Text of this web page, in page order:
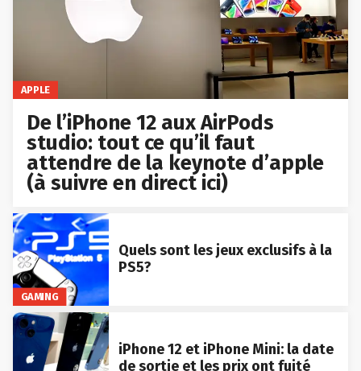
APPLE
De l’iPhone 12 aux AirPods
studio: tout ce qu’il faut
attendre de la keynote d’apple
(à suivre en direct ici)
GAMING
Quels sont les jeux exclusifs à la
PS5?
iPhone 12 et iPhone Mini: la date
de sortie et les prix ont fuité